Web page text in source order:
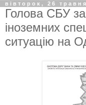
вівторок, 26
Голова СБУ
іноземних
ситуацію на